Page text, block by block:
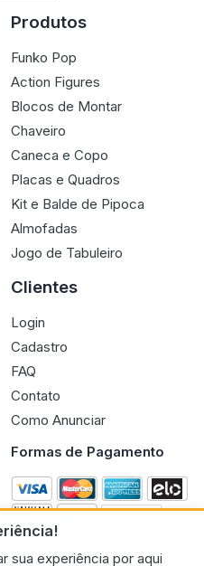
sua experiência por aqui
Produtos
Funko Pop
Action Figures
Blocos de Montar
Chaveiro
Caneca e Copo
Placas e Quadros
Kit e Balde de Pipoca
Almofadas
Jogo de Tabuleiro
Clientes
Login
Cadastro
FAQ
Contato
Como Anunciar
Formas de Pagamento